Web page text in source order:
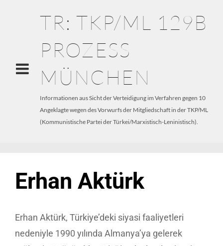
TR: TKP/ML 129B
PROZESS
MÜNCHEN
Informationen aus Sicht der Verteidigung im Verfahren gegen 10
Angeklagte wegen des Vorwurfs der Mitgliedschaft in der TKP/ML
(Kommunistische Partei der Türkei/Marxistisch-Leninistisch).
Erhan Aktürk
Erhan Aktürk, Türkiye’deki siyasi faaliyetleri
nedeniyle 1990 yılında Almanya’ya gelerek